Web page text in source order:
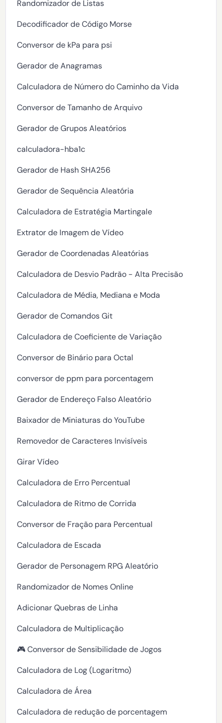
Randomizador de Listas
Decodificador de Código Morse
Conversor de kPa para psi
Gerador de Anagramas
Calculadora de Número do Caminho da Vida
Conversor de Tamanho de Arquivo
Gerador de Grupos Aleatórios
calculadora-hba1c
Gerador de Hash SHA256
Gerador de Sequência Aleatória
Calculadora de Estratégia Martingale
Extrator de Imagem de Vídeo
Gerador de Coordenadas Aleatórias
Calculadora de Desvio Padrão - Alta Precisão
Calculadora de Média, Mediana e Moda
Gerador de Comandos Git
Calculadora de Coeficiente de Variação
Conversor de Binário para Octal
conversor de ppm para porcentagem
Gerador de Endereço Falso Aleatório
Baixador de Miniaturas do YouTube
Removedor de Caracteres Invisíveis
Girar Vídeo
Calculadora de Erro Percentual
Calculadora de Ritmo de Corrida
Conversor de Fração para Percentual
Calculadora de Escada
Gerador de Personagem RPG Aleatório
Randomizador de Nomes Online
Adicionar Quebras de Linha
Calculadora de Multiplicação
🎮 Conversor de Sensibilidade de Jogos
Calculadora de Log (Logaritmo)
Calculadora de Área
Calculadora de redução de porcentagem